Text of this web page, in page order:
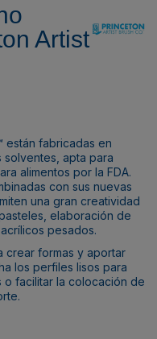
Artist
están fabricadas en
solventes, apta para
alimentos por la FDA.
con sus nuevas
una gran creatividad
elaboración de
pesados.
crear formas y aportar
los perfiles lisos para
o facilitar la colocación de